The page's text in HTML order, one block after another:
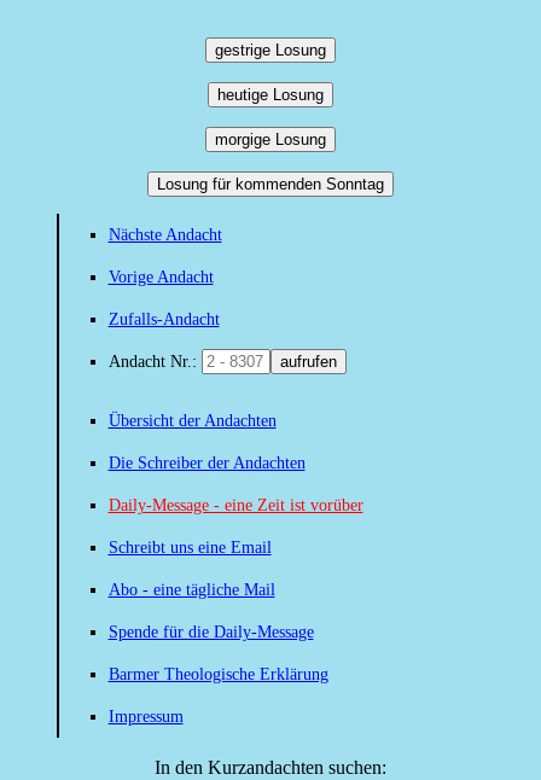
gestrige Losung
heutige Losung
morgige Losung
Losung für kommenden Sonntag
Nächste Andacht
Vorige Andacht
Zufalls-Andacht
Andacht Nr.: aufrufen
Übersicht der Andachten
Die Schreiber der Andachten
Daily-Message - eine Zeit ist vorüber
Schreibt uns eine Email
Abo - eine tägliche Mail
Spende für die Daily-Message
Barmer Theologische Erklärung
Impressum
In den Kurzandachten suchen: